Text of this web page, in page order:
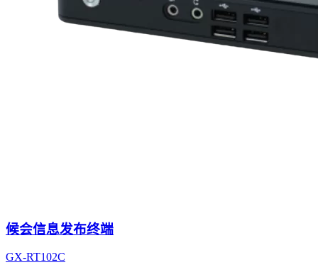
候会信息发布终端
GX-RT102C